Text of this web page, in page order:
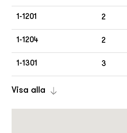
1-1201 2
1-1204 2
1-1301 3
Visa alla